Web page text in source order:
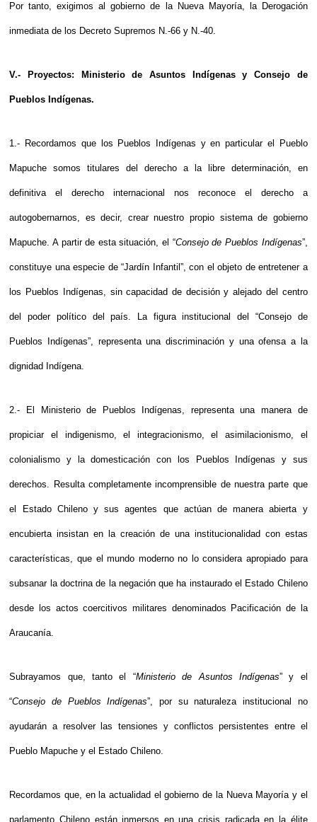
Por tanto, exigimos al gobierno de la Nueva Mayoría, la Derogación
inmediata de los Decreto Supremos N.-66 y N.-40.
V.- Proyectos: Ministerio de Asuntos Indígenas y Consejo de
Pueblos Indígenas.
1.- Recordamos que los Pueblos Indígenas y en particular el Pueblo
Mapuche somos titulares del derecho a la libre determinación, en
definitiva el derecho internacional nos reconoce el derecho a
autogobernarnos, es decir, crear nuestro propio sistema de gobierno
Mapuche. A partir de esta situación, el “Consejo de Pueblos Indígenas”,
constituye una especie de “Jardín Infantil”, con el objeto de entretener a
los Pueblos Indígenas, sin capacidad de decisión y alejado del centro
del poder político del país. La figura institucional del “Consejo de
Pueblos Indígenas”, representa una discriminación y una ofensa a la
dignidad Indígena.
2.- El Ministerio de Pueblos Indígenas, representa una manera de
propiciar el indigenismo, el integracionismo, el asimilacionismo, el
colonialismo y la domesticación con los Pueblos Indígenas y sus
derechos. Resulta completamente incomprensible de nuestra parte que
el Estado Chileno y sus agentes que actúan de manera abierta y
encubierta insistan en la creación de una institucionalidad con estas
características, que el mundo moderno no lo considera apropiado para
subsanar la doctrina de la negación que ha instaurado el Estado Chileno
desde los actos coercitivos militares denominados Pacificación de la
Araucanía.
Subrayamos que, tanto el “Ministerio de Asuntos Indígenas” y el
“Consejo de Pueblos Indígenas”, por su naturaleza institucional no
ayudarán a resolver las tensiones y conflictos persistentes entre el
Pueblo Mapuche y el Estado Chileno.
Recordamos que, en la actualidad el gobierno de la Nueva Mayoría y el
parlamento Chileno están inmersos en una crisis radicada en la élite